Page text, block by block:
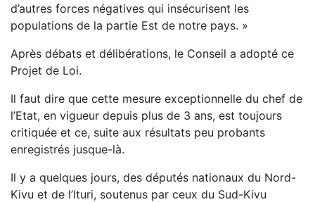
d’autres forces négatives qui insécurisent les
populations de la partie Est de notre pays. »
Après débats et délibérations, le Conseil a adopté ce
Projet de Loi.
Il faut dire que cette mesure exceptionnelle du chef de
l’Etat, en vigueur depuis plus de 3 ans, est toujours
critiquée et ce, suite aux résultats peu probants
enregistrés jusque-là.
Il y a quelques jours, des députés nationaux du Nord-
Kivu et de l’Ituri, soutenus par ceux du Sud-Kivu